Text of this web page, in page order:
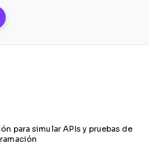
para simular APIs y pruebas de